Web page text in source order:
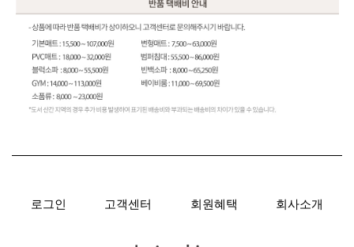
로그인 고객센터 회원혜택 회사소개